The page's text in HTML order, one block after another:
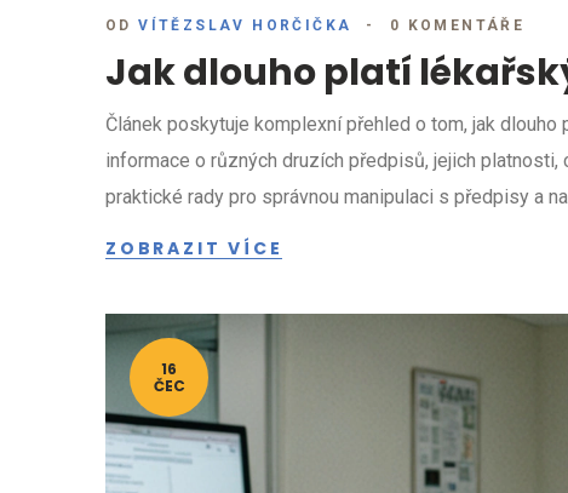
ODVÍTĚZSLAV HORČIČKA 0 KOMENTÁŘE
Jak dlouho platí
Článek poskytuje komplexní přehled o tom, jak
informace o různých druzích předpisů, jejich
praktické rady pro správnou manipulaci s předpisy a
ZOBRAZIT VÍCE
16
ČEC